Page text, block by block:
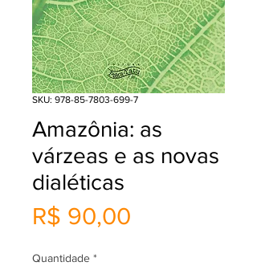
SKU: 978-85-7803-699-7
Amazônia: as
várzeas e as novas
dialéticas
R$ 90,00
Quantidade *